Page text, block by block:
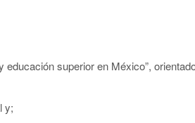
superior en México”,
y;